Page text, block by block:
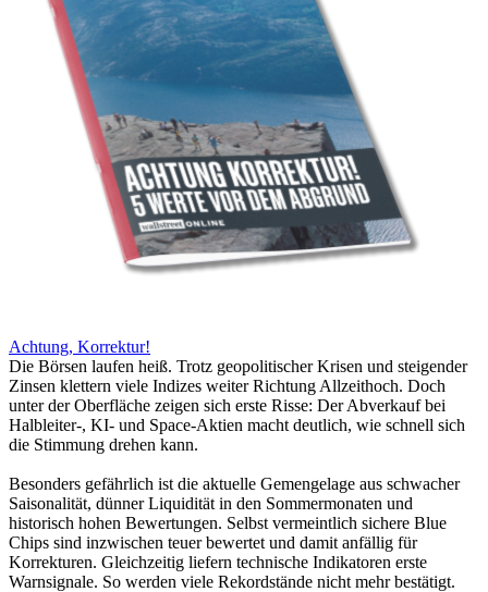
Achtung, Korrektur!
Die Börsen laufen heiß. Trotz geopolitischer Krisen und steigender
Zinsen klettern viele Indizes weiter Richtung Allzeithoch. Doch
unter der Oberfläche zeigen sich erste Risse: Der Abverkauf bei
Halbleiter-, KI- und Space-Aktien macht deutlich, wie schnell sich
die Stimmung drehen kann.
Besonders gefährlich ist die aktuelle Gemengelage aus schwacher
Saisonalität, dünner Liquidität in den Sommermonaten und
historisch hohen Bewertungen. Selbst vermeintlich sichere Blue
Chips sind inzwischen teuer bewertet und damit anfällig für
Korrekturen. Gleichzeitig liefern technische Indikatoren erste
Warnsignale. So werden viele Rekordstände nicht mehr bestätigt.